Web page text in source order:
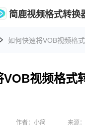
简鹿视频格式转换
如何快速将VOB视频格
VOB视频格式
作者：小简 来源：